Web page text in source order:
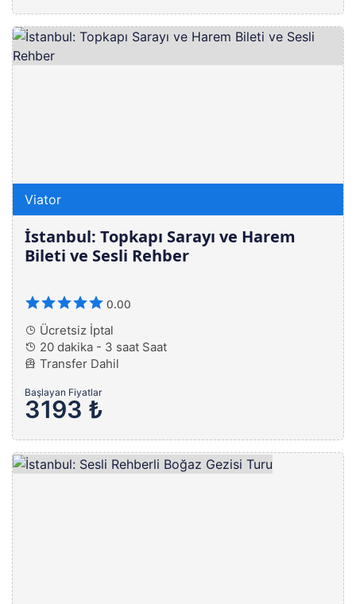
Viator
İstanbul: Topkapı Sarayı ve Harem
Bileti ve Sesli Rehber
0.00
Ücretsiz İptal
20 dakika - 3 saat Saat
Transfer Dahil
Başlayan Fiyatlar
3193 ₺